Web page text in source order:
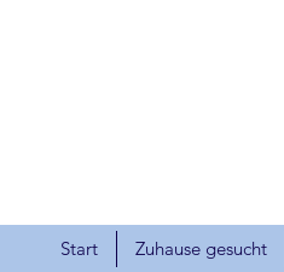
Start Zuhause gesucht